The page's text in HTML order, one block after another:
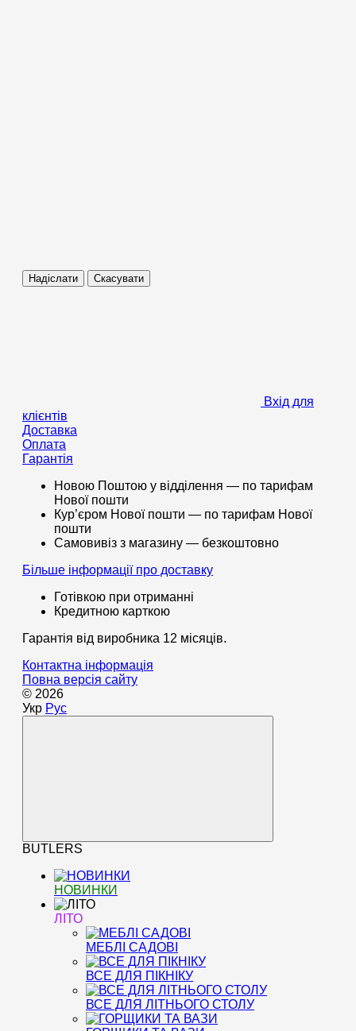
Надіслати Скасувати
Вхід для
клієнтів
Доставка
Оплата
Гарантія
Новою Поштою у відділення — по тарифам
Нової пошти
Кур’єром Нової пошти — по тарифам Нової
пошти
Самовивіз з магазину — безкоштовно
Більше інформації про доставку
Готівкою при отриманні
Кредитною карткою
Гарантія від виробника 12 місяців.
Контактна інформація
Повна версія сайту
© 2026
Укр Рус
BUTLERS
НОВИНКИ
ЛІТО
МЕБЛІ САДОВІ
ВСЕ ДЛЯ ПІКНІКУ
ВСЕ ДЛЯ ЛІТНЬОГО СТОЛУ